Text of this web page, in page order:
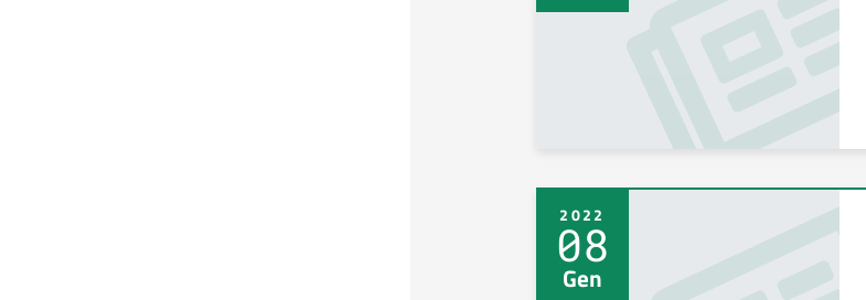
2022
08
Gen